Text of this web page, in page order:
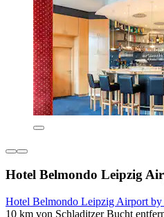
Hotel Belmondo Leipzig
Hotel Belmondo Leipzig Airport by
10 km von Schladitzer Bucht